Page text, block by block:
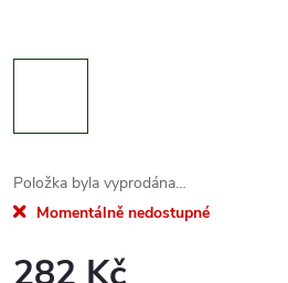
Položka byla vyprodána…
Momentálně nedostupné
282 Kč